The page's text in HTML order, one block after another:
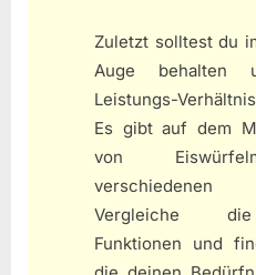
Zuletzt solltest du
Auge behalten
Leistungs-
Es gibt auf dem
von
Vergleiche
Funktionen und